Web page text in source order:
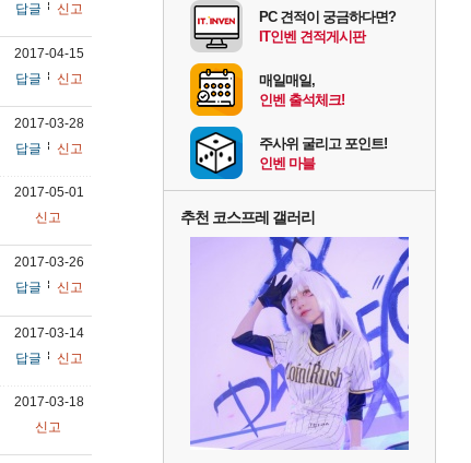
답글
신고
2017-04-15
답글
신고
2017-03-28
답글
신고
2017-05-01
신고
2017-03-26
답글
신고
2017-03-14
답글
신고
2017-03-18
신고
PC 견적이 궁금하다면?
IT인벤 견적게시판
매일매일,
인벤 출석체크!
주사위 굴리고 포인트!
인벤 마블
추천 코스프레 갤러리